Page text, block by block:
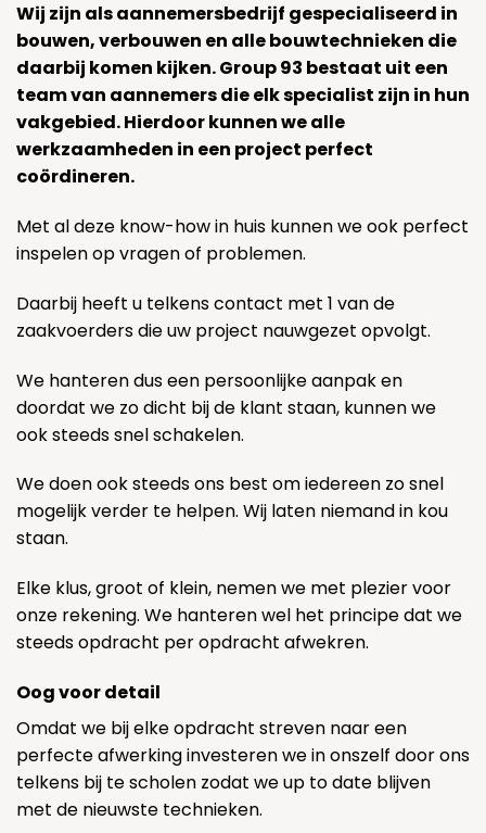
Wij zijn als aannemersbedrijf gespecialiseerd in
bouwen, verbouwen en alle bouwtechnieken die
daarbij komen kijken. Group 93 bestaat uit een
team van aannemers die elk specialist zijn in hun
vakgebied. Hierdoor kunnen we alle
werkzaamheden in een project perfect
coördineren.
Met al deze know-how in huis kunnen we ook perfect
inspelen op vragen of problemen.
Daarbij heeft u telkens contact met 1 van de
zaakvoerders die uw project nauwgezet opvolgt.
We hanteren dus een persoonlijke aanpak en
doordat we zo dicht bij de klant staan, kunnen we
ook steeds snel schakelen.
We doen ook steeds ons best om iedereen zo snel
mogelijk verder te helpen. Wij laten niemand in kou
staan.
Elke klus, groot of klein, nemen we met plezier voor
onze rekening. We hanteren wel het principe dat we
steeds opdracht per opdracht afwekren.
Oog voor detail
Omdat we bij elke opdracht streven naar een
perfecte afwerking investeren we in onszelf door ons
telkens bij te scholen zodat we up to date blijven
met de nieuwste technieken.